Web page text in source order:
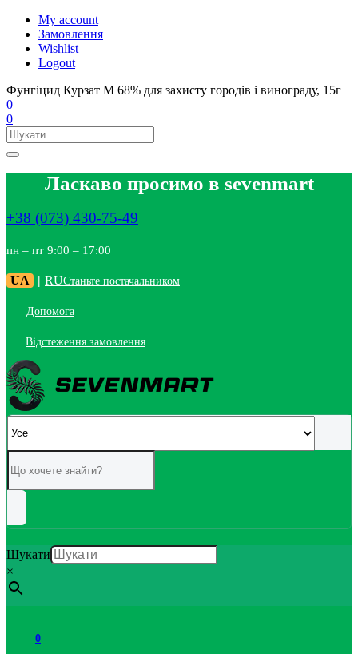
My account
Замовлення
Wishlist
Logout
Фунгіцид Курзат М 68% для захисту городів і винограду, 15г
0
0
Ласкаво просимо в sevenmart
+38 (073) 430-75-49
пн – пт 9:00 – 17:00
UA | RUСтаньте постачальником
Допомога
Відстеження замовлення
Шукати
×
0